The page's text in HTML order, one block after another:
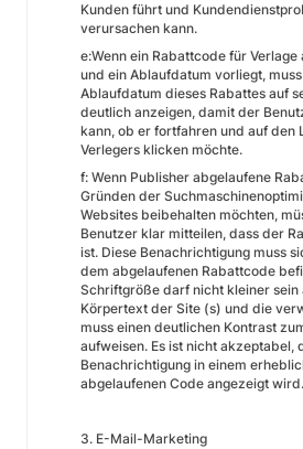
Kunden führt und
verursachen kann.
e:Wenn ein Rabattcode für
und ein Ablaufdatum vorliegt,
Ablaufdatum dieses Rabattes auf
deutlich anzeigen, damit der
kann, ob er fortfahren und auf den
Verlegers klicken möchte.
f: Wenn Publisher abgelaufene
Gründen der
Websites beibehalten möchten,
Benutzer klar mitteilen, dass der
ist. Diese Benachrichtigung muss
dem abgelaufenen Rabattcode
Schriftgröße darf nicht kleiner sein
Körpertext der Site (s) und die
muss einen deutlichen Kontrast
aufweisen. Es ist nicht akzeptabel,
Benachrichtigung in einem
abgelaufenen Code angezeigt wird.
3. E-Mail-Marketing